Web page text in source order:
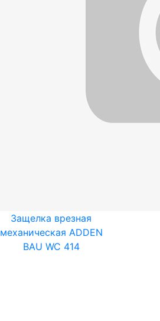
Защелка врезная
механическая ADDEN
BAU WC 414